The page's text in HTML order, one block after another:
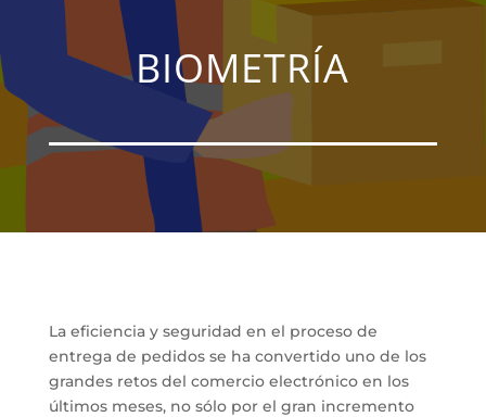
BIOMETRÍA
La eficiencia y seguridad en el proceso de
entrega de pedidos se ha convertido uno de los
grandes retos del comercio electrónico en los
últimos meses, no sólo por el gran incremento